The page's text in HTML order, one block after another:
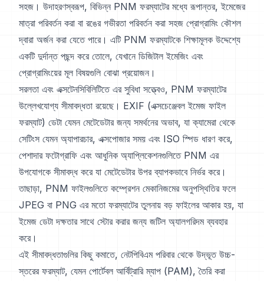
সহজ। উদাহরণস্বরূপ, বিভিন্ন PNM ফরম্যাটের মধ্যে রূপান্তর, ইমেজের
মাত্রা পরিবর্তন করা বা রঙের গভীরতা পরিবর্তন করা সহজ প্রোগ্রামিং কৌশল
দ্বারা অর্জন করা যেতে পারে। এটি PNM ফরম্যাটকে শিক্ষামূলক উদ্দেশ্যে
একটি দুর্দান্ত পছন্দ করে তোলে, যেখানে ডিজিটাল ইমেজিং এবং
প্রোগ্রামিংয়ের মূল বিষয়গুলি বোঝা প্রয়োজন।
সরলতা এবং এক্সটেনসিবিলিটিতে এর সুবিধা সত্ত্বেও, PNM ফরম্যাটের
উল্লেখযোগ্য সীমাবদ্ধতা রয়েছে। EXIF (এক্সচেঞ্জেবল ইমেজ ফাইল
ফরম্যাট) ডেটা যেমন মেটেডেটার জন্য সমর্থনের অভাব, যা ক্যামেরা থেকে
সেটিংস যেমন অ্যাপারচার, এক্সপোজার সময় এবং ISO স্পিড ধারণ করে,
পেশাদার ফটোগ্রাফি এবং আধুনিক অ্যাপ্লিকেশনগুলিতে PNM এর
উপযোগকে সীমাবদ্ধ করে যা মেটেডেটার উপর ব্যাপকভাবে নির্ভর করে।
তাছাড়া, PNM ফাইলগুলিতে কম্প্রেশন মেকানিজমের অনুপস্থিতির ফলে
JPEG বা PNG এর মতো ফরম্যাটের তুলনায় বড় ফাইলের আকার হয়, যা
ইমেজ ডেটা দক্ষতার সাথে স্টোর করার জন্য জটিল অ্যালগরিদম ব্যবহার
করে।
এই সীমাবদ্ধতাগুলির কিছু কমাতে, নেটপিবিএম পরিবার থেকে উদ্ভূত উচ্চ-
স্তরের ফরম্যাট, যেমন পোর্টেবল আর্বিট্রারি ম্যাপ (PAM), তৈরি করা